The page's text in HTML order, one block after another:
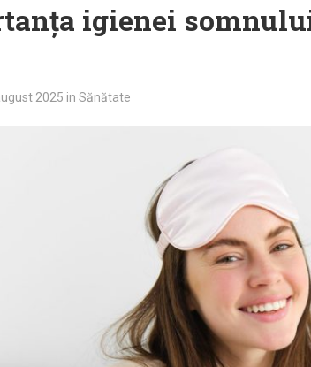
igienei
2025 in Sănătate